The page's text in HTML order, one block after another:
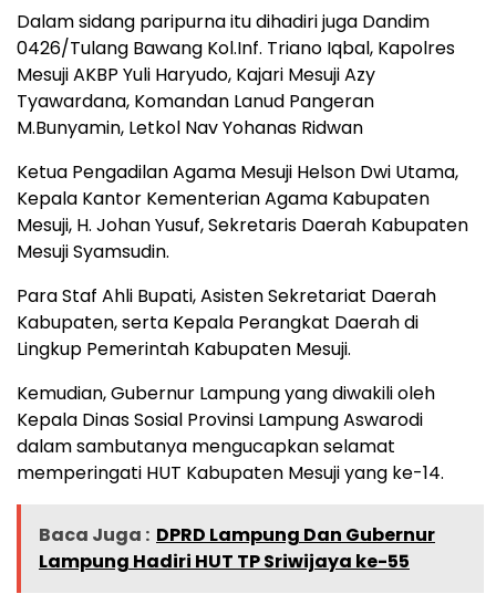
Dalam sidang paripurna itu dihadiri juga Dandim
0426/Tulang Bawang Kol.Inf. Triano Iqbal, Kapolres
Mesuji AKBP Yuli Haryudo, Kajari Mesuji Azy
Tyawardana, Komandan Lanud Pangeran
M.Bunyamin, Letkol Nav Yohanas Ridwan
Ketua Pengadilan Agama Mesuji Helson Dwi Utama,
Kepala Kantor Kementerian Agama Kabupaten
Mesuji, H. Johan Yusuf, Sekretaris Daerah Kabupaten
Mesuji Syamsudin.
Para Staf Ahli Bupati, Asisten Sekretariat Daerah
Kabupaten, serta Kepala Perangkat Daerah di
Lingkup Pemerintah Kabupaten Mesuji.
Kemudian, Gubernur Lampung yang diwakili oleh
Kepala Dinas Sosial Provinsi Lampung Aswarodi
dalam sambutanya mengucapkan selamat
memperingati HUT Kabupaten Mesuji yang ke-14.
Baca Juga : DPRD Lampung Dan Gubernur
Lampung Hadiri HUT TP Sriwijaya ke-55